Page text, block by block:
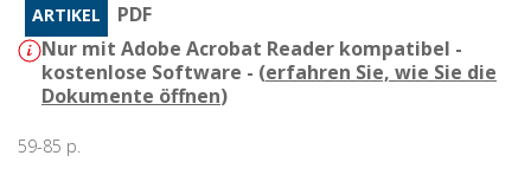
ARTIKEL
PDF
Nur mit Adobe Acrobat Reader kompatibel -
kostenlose Software - (erfahren Sie, wie Sie die
Dokumente öffnen)
59-85 p.